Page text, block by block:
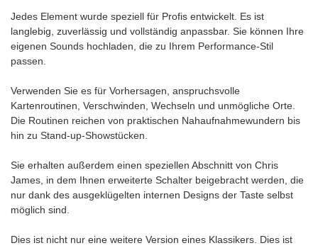
Jedes Element wurde speziell für Profis entwickelt. Es ist
langlebig, zuverlässig und vollständig anpassbar. Sie können Ihre
eigenen Sounds hochladen, die zu Ihrem Performance-Stil
passen.
Verwenden Sie es für Vorhersagen, anspruchsvolle
Kartenroutinen, Verschwinden, Wechseln und unmögliche Orte.
Die Routinen reichen von praktischen Nahaufnahmewundern bis
hin zu Stand-up-Showstücken.
Sie erhalten außerdem einen speziellen Abschnitt von Chris
James, in dem Ihnen erweiterte Schalter beigebracht werden, die
nur dank des ausgeklügelten internen Designs der Taste selbst
möglich sind.
Dies ist nicht nur eine weitere Version eines Klassikers. Dies ist